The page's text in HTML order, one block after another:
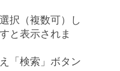
択（複数可）し
と表示されま
「検索」ボタン